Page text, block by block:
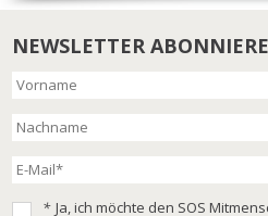
NEWSLETTER
* Ja, ich möchte den SOS